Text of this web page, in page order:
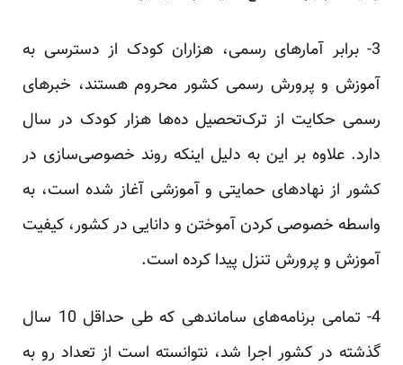
3- برابر آمارهای رسمی، هزاران کودک از دسترسی به
آموزش و پرورش رسمی کشور محروم هستند، خبر‌های
رسمی حکایت از ترک‌تحصیل ده‌ها هزار کودک در سال
دارد. علاوه بر این به دلیل اینکه روند خصوصی‌سازی در
کشور از نهادهای حمایتی و آموزشی آغاز شده است، به
واسطه خصوصی کردن آموختن و دانایی در کشور، کیفیت
آموزش و پرورش تنزل پیدا کرده است.
4- تمامی برنامه‌های ساماندهی که طی حداقل 10 سال
گذشته در کشور اجرا شد، نتوانسته است از تعداد رو به